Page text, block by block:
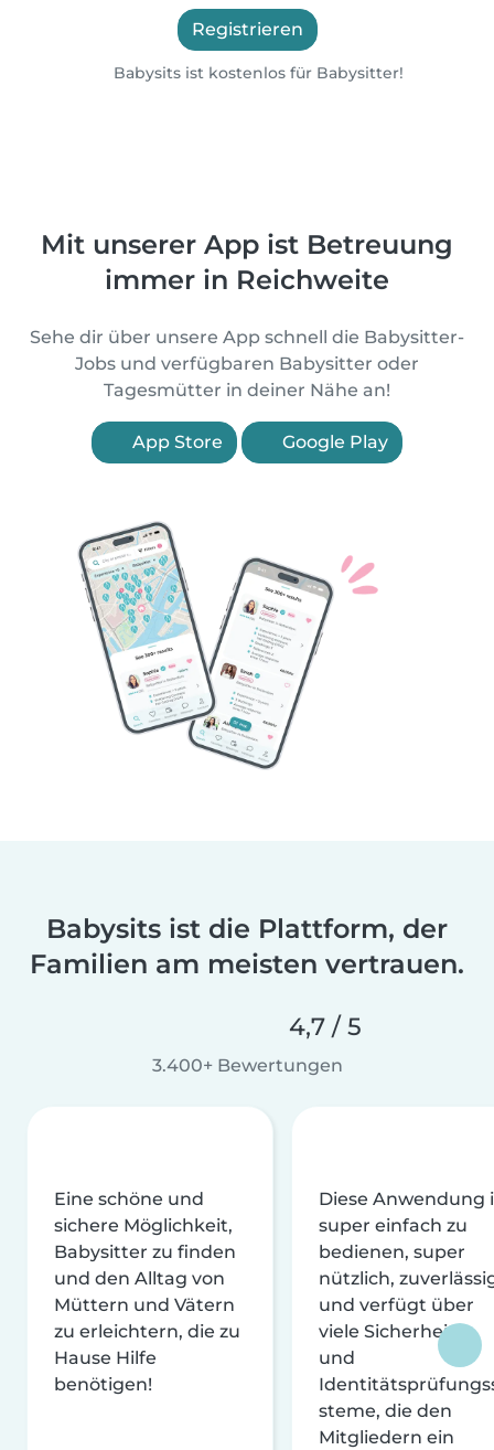
Registrieren
Babysits ist kostenlos für Babysitter!
Mit unserer App ist Betreuung
immer in Reichweite
Sehe dir über unsere App schnell die Babysitter-
Jobs und verfügbaren Babysitter oder
Tagesmütter in deiner Nähe an!
App Store Google Play
Babysits ist die Plattform, der
Familien am meisten vertrauen.
4,7 / 5
3.400+ Bewertungen
Eine schöne und
sichere Möglichkeit,
Babysitter zu finden
und den Alltag von
Müttern und Vätern
zu erleichtern, die zu
Hause Hilfe
benötigen!
Diese Anwendung
super einfach zu
bedienen, super
nützlich,
und verfügt über
viele Sicherheits-
und
steme, die den
Mitgliedern ein